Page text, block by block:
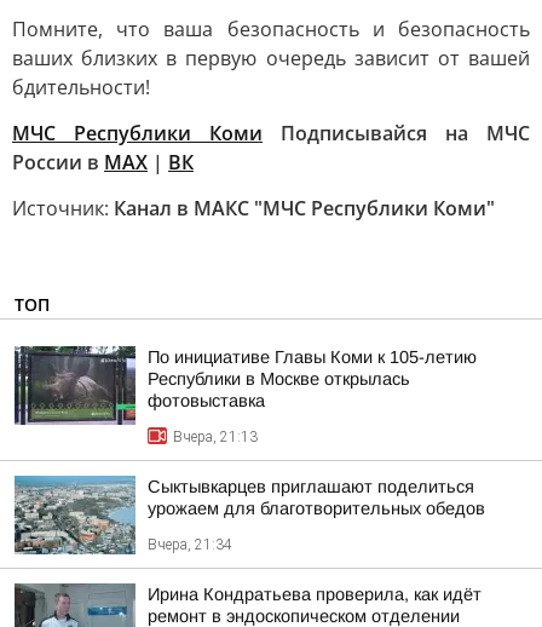
Помните, что ваша безопасность и безопасность
ваших близких в первую очередь зависит от вашей
бдительности!
МЧС Республики Коми Подписывайся на МЧС
России в MAX | ВК
Источник: Канал в МАКС "МЧС Республики Коми"
ТОП
По инициативе Главы Коми к 105-летию
Республики в Москве открылась
фотовыставка
Вчера, 21:13
Сыктывкарцев приглашают поделиться
урожаем для благотворительных обедов
Вчера, 21:34
Ирина Кондратьева проверила, как идёт
ремонт в эндоскопическом отделении